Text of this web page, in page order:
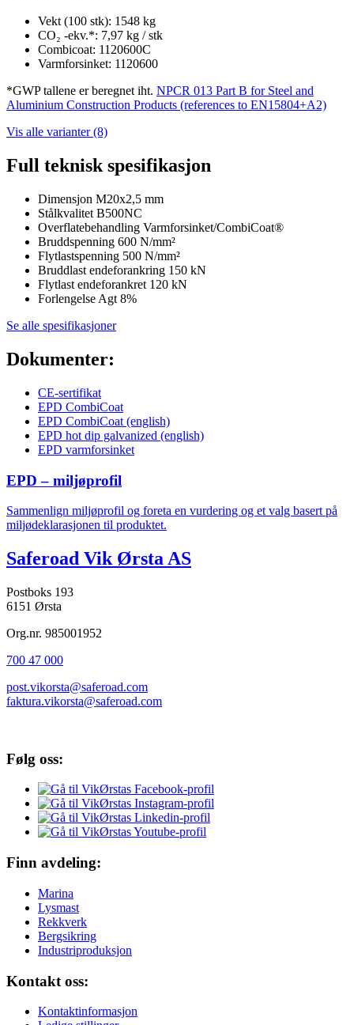
Vekt (100 stk): 1548 kg
CO₂ -ekv.*: 7,97 kg / stk
Combicoat: 1120600C
Varmforsinket: 1120600
*GWP tallene er beregnet iht. NPCR 013 Part B for Steel and
Aluminium Construction Products (references to EN15804+A2)
Vis alle varianter (8)
Full teknisk spesifikasjon
Dimensjon M20x2,5 mm
Stålkvalitet B500NC
Overflatebehandling Varmforsinket/CombiCoat®
Bruddspenning 600 N/mm²
Flytlastspenning 500 N/mm²
Bruddlast endeforankring 150 kN
Flytlast endeforankret 120 kN
Forlengelse Agt 8%
Se alle spesifikasjoner
Dokumenter:
CE-sertifikat
EPD CombiCoat
EPD CombiCoat (english)
EPD hot dip galvanized (english)
EPD varmforsinket
EPD – miljøprofil
Sammenlign miljøprofil og foreta en vurdering og et valg basert på
miljødeklarasjonen til produktet.
Saferoad Vik Ørsta AS
Postboks 193
6151 Ørsta
Org.nr. 985001952
700 47 000
post.vikorsta@saferoad.com
faktura.vikorsta@saferoad.com
Følg oss:
Finn avdeling:
Marina
Lysmast
Rekkverk
Bergsikring
Industriproduksjon
Kontakt oss:
Kontaktinformasjon